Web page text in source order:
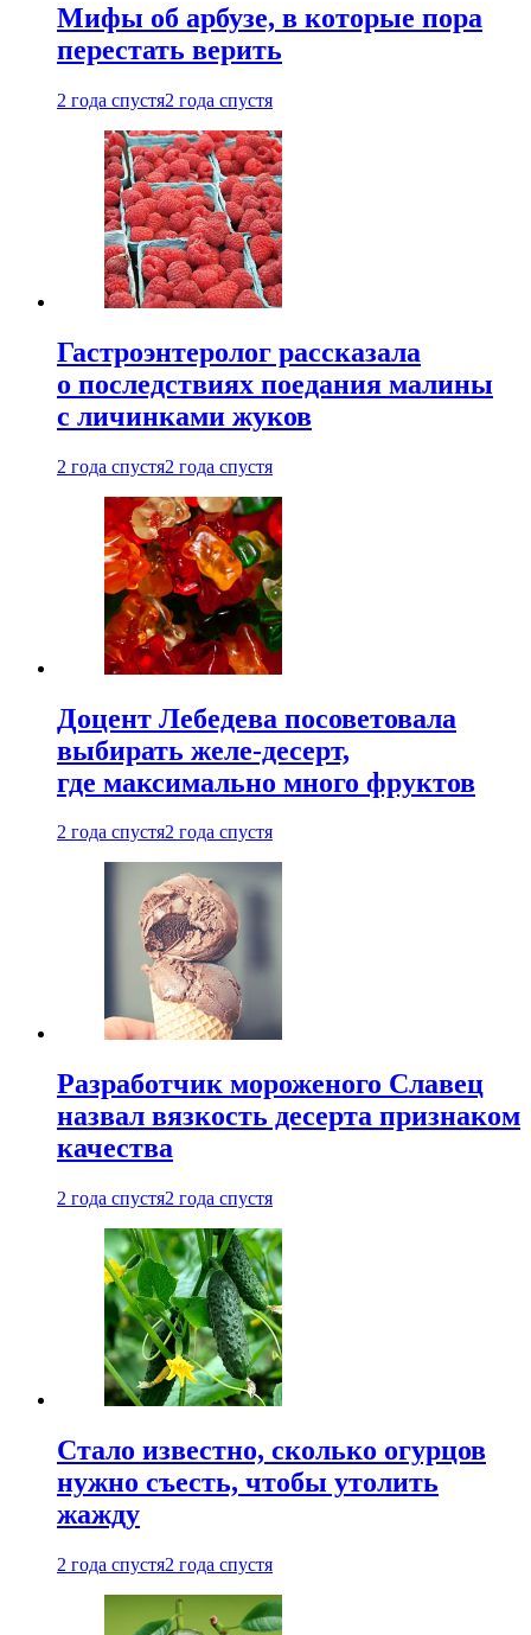
Мифы об арбузе, в которые пора
перестать верить
2 года спустя2 года спустя
Гастроэнтеролог рассказала
о последствиях поедания малины
с личинками жуков
2 года спустя2 года спустя
Доцент Лебедева посоветовала
выбирать желе-десерт,
где максимально много фруктов
2 года спустя2 года спустя
Разработчик мороженого Славец
назвал вязкость десерта признаком
качества
2 года спустя2 года спустя
Стало известно, сколько огурцов
нужно съесть, чтобы утолить
жажду
2 года спустя2 года спустя